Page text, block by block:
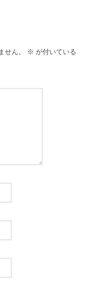
せん。 ※ が付いている